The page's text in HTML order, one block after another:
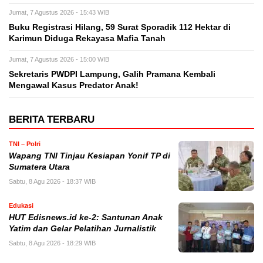
Jumat, 7 Agustus 2026 - 15:43 WIB
Buku Registrasi Hilang, 59 Surat Sporadik 112 Hektar di
Karimun Diduga Rekayasa Mafia Tanah
Jumat, 7 Agustus 2026 - 15:00 WIB
Sekretaris PWDPI Lampung, Galih Pramana Kembali
Mengawal Kasus Predator Anak!
BERITA TERBARU
TNI – Polri
Wapang TNI Tinjau Kesiapan Yonif TP di
Sumatera Utara
Sabtu, 8 Agu 2026 - 18:37 WIB
Edukasi
HUT Edisnews.id ke-2: Santunan Anak
Yatim dan Gelar Pelatihan Jurnalistik
Sabtu, 8 Agu 2026 - 18:29 WIB